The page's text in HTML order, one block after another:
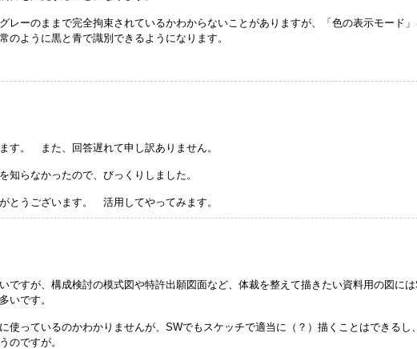
レーのままで完全拘束されているかわからないことがありますが、「色の表示モード」
のように黒と青で識別できるようになります。
す。 また、回答遅れて申し訳ありません。
知らなかったので、びっくりしました。
とうございます。 活用してやってみます。
ですが、構成検討の模式図や特許出願図面など、体裁を整えて描きたい資料用の図に
いです。
使っているのかわかりませんが、SWでもスケッチで適当に（？）描くことはできるし
のですが。